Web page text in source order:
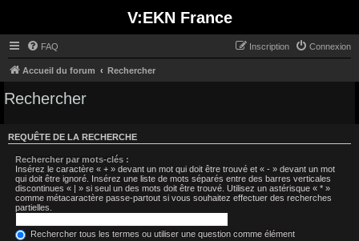
V:EKN France
FAQ Connexion
Inscription
Accueil du forum Rechercher
Rechercher
REQUÊTE DE LA RECHERCHE
Rechercher par mots-clés :
Insérez le caractère « + » devant un mot qui doit être trouvé et « - » devant un mot
qui doit être ignoré. Insérez une liste de mots séparés entre des barres verticales
discontinues « | » si seul un des mots doit être trouvé. Utilisez un astérisque « * »
comme métacaractère passe-partout si vous souhaitez effectuer des recherches
partielles.
Rechercher tous les termes ou utiliser une question comme élément